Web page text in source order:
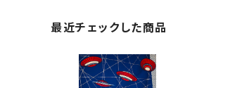
最近チェックした商品